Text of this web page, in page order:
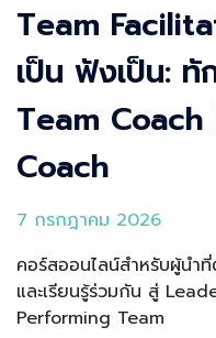
Team
เป็น ฟังเป็น:
Team
Coach
7 กรกฎาคม 2026
คอร์สออนไลน์สำหรับผู้น
และเรียนรู้ร่วมกัน สู่
Performing Team